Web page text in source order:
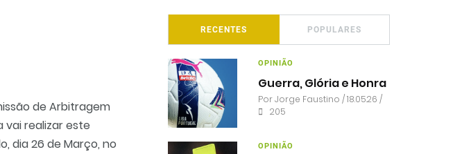
de Arbitragem
vai realizar este
dia 26 de Março, no
RECENTES POPULARES
OPINIÃO
Guerra, Glória e Honra
PorJorge Faustino / 18.05.26 /
205
OPINIÃO